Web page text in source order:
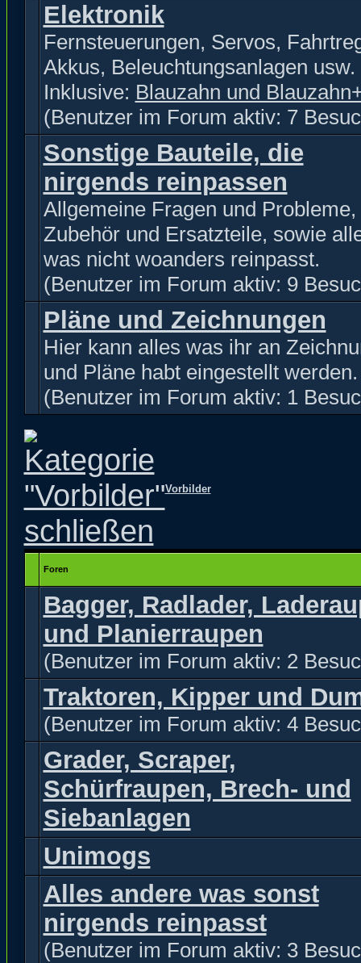
Elektronik
Fernsteuerungen, Servos,
Akkus, Beleuchtungsanlagen usw.
Inklusive: Blauzahn und
(Benutzer im Forum aktiv: 7
Sonstige Bauteile, die
nirgends reinpassen
Allgemeine Fragen und Probleme,
Zubehör und Ersatzteile, sowie
was nicht woanders reinpasst.
(Benutzer im Forum aktiv: 9
Pläne und Zeichnungen
Hier kann alles was ihr an
und Pläne habt eingestellt werden.
(Benutzer im Forum aktiv: 1
Vorbilder
Foren
Bagger, Radlader,
und Planierraupen
(Benutzer im Forum aktiv: 2
Traktoren, Kipper und
(Benutzer im Forum aktiv: 4
Grader, Scraper,
Schürfraupen, Brech- und
Siebanlagen
Unimogs
Alles andere was sonst
nirgends reinpasst
(Benutzer im Forum aktiv: 3